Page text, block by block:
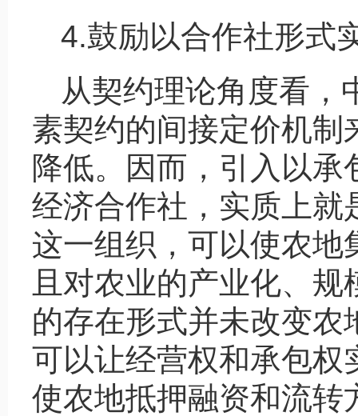
4.鼓励以合作社形式
从契约理论角度看，
素契约的间接定价机制
降低。因而，引入以
经济合作社，实质上就
这一组织，可以使农地
且对农业的产业化、
的存在形式并未改变
可以让经营权和承包权
使农地抵押融资和流转